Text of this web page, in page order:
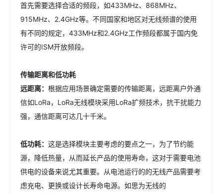
首先需要选择合适的频段，如433MHz、868MHz、
915MHz、2.4GHz等。不同国家和地区对无线频谱的使用
有不同的规定，433MHz和2.4GHz工作频段都属于国内免
许可的ISM开放频段。
传输距离和低功耗
远距离： 根据应用场景确定需要的传输距离，远距离户外通
信如LoRa，LoRa无线模块采用LoRa扩频技术，抗干扰能力
强，通信距离可达几十千米。
低功耗： 这是选择模块主要考虑的要点之一，为了节约能
源，降低热量，从而延长产品的使用寿命，这对于需要电池
供电的设备来说尤其重要。从电池运行的的无线产品需要考
虑充电、更换或设计长寿命电源。如思为无线的